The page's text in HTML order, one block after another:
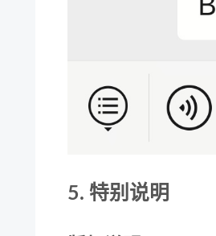
5. 特别说明